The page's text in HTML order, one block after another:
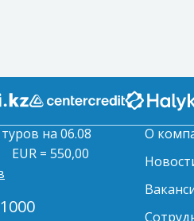
на 06.08
EUR = 550,00
О